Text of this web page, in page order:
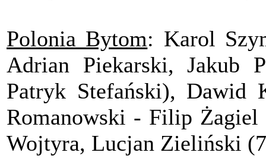
Polonia Bytom: Karol
Adrian Piekarski, Jakub
Patryk Stefański), Dawid
Romanowski - Filip
Wojtyra, Lucjan Zieliński